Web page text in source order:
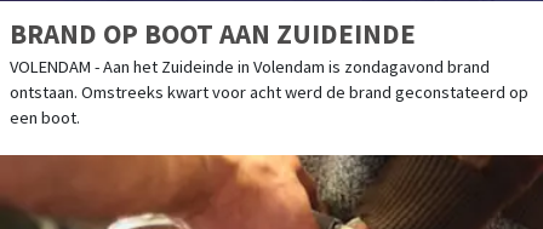
BRAND OP BOOT AAN ZUIDEINDE
VOLENDAM - Aan het Zuideinde in Volendam is zondagavond brand
ontstaan. Omstreeks kwart voor acht werd de brand geconstateerd op
een boot.